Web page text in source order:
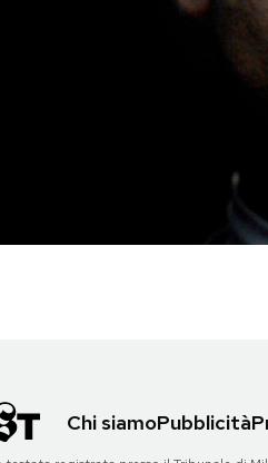
PersonaleChi siamoPubblicità